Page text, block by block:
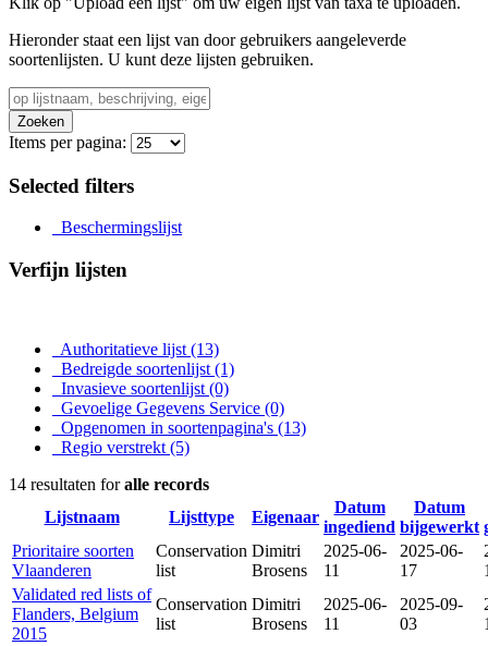
Hieronder staat een lijst van door gebruikers aangeleverde
soortenlijsten. U kunt deze lijsten gebruiken.
Zoeken
Items per pagina:
Selected filters
Beschermingslijst
Verfijn lijsten
Authoritatieve lijst (13)
Bedreigde soortenlijst (1)
Invasieve soortenlijst (0)
Gevoelige Gegevens Service (0)
Opgenomen in soortenpagina's (13)
Regio verstrekt (5)
14 resultaten foralle records
Lijstnaam
Lijsttype Eigenaar
Datum
ingediend
Datum
bijgewerkt
Prioritaire soorten
Vlaanderen
Conservation
list
Dimitri
Brosens
2025-06-
11
2025-06-
17
Validated red lists of
Flanders, Belgium
2015
Conservation
list
Dimitri
Brosens
2025-06-
11
2025-09-
03